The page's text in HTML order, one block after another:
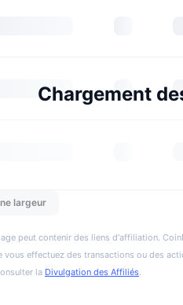
Chargement
largeur
peut contenir des liens d'affiliation.
vous effectuez des transactions ou des
la Divulgation des Affiliés.